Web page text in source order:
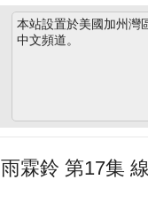
本站設置於美國加州灣
中文頻道。
雨霖鈴 第17集